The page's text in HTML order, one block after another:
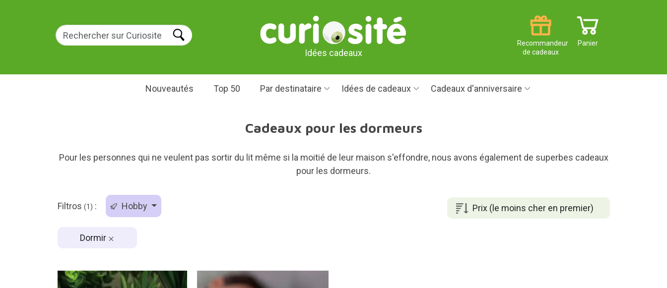
Idées cadeaux
Panier
Recommandeur
de cadeaux
Nouveautés Top 50 Par destinataire Idées de cadeaux Cadeaux d'anniversaire
Cadeaux pour les dormeurs
Pour les personnes qui ne veulent pas sortir du lit même si la moitié de leur maison s'effondre, nous avons également de superbes cadeaux
pour les dormeurs.
Prix (le moins cher en premier)
Filtros (1) : Hobby
Dormir